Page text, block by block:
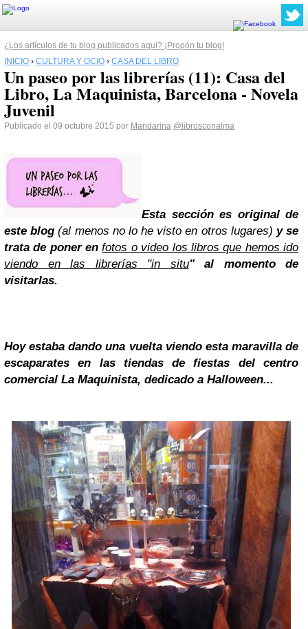
¿Los artículos de tu blog publicados aquí? ¡Propón tu blog!
INICIO › CULTURA Y OCIO › CASA DEL LIBRO
Un paseo por las librerías (11): Casa del
Libro, La Maquinista, Barcelona - Novela
Juvenil
Publicado el 09 octubre 2015 por Mandarina @librosconalma
Esta sección es original de
este blog(al menos no lo he visto en otros lugares) y se
trata de poner enfotos o video los libros que hemos ido
viendo en las librerías "in situ" al momento de
visitarlas.
Hoy estaba dando una vuelta viendo esta maravilla de
escaparates en las tiendas de fiestas del centro
comercial La Maquinista, dedicado a Halloween...